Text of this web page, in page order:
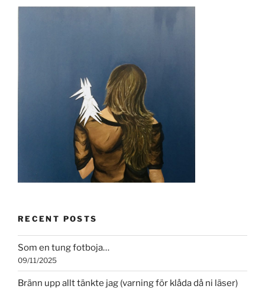
RECENT POSTS
Som en tung fotboja…
09/11/2025
Bränn upp allt tänkte jag (varning för klåda då ni läser)